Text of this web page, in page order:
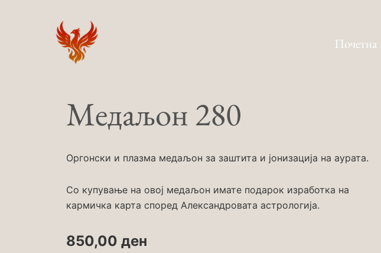
Почетна
Медаљон 280
Оргонски и плазма медаљон за заштита и јонизација на аурата.
Со купување на овој медаљон имате подарок изработка на
кармичка карта според Александровата астрологија.
850,00 ден